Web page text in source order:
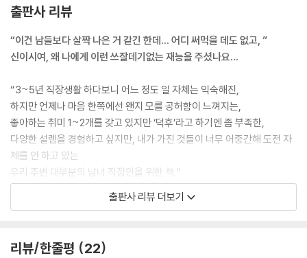
출판사 리뷰
“이건 남들보다 살짝 나은 거 같긴 한데… 어디 써먹을 데도 없고, ”
신이시여, 왜 나에게 이런 쓰잘데기없는 재능을 주셨나요…
“3~5년 직장생활 하다보니 어느 정도 일 자체는 익숙해진,
하지만 언제나 마음 한쪽에선 왠지 모를 공허함이 느껴지는,
좋아하는 취미 1~2개를 갖고 있지만 ‘덕후’라고 하기엔 좀 부족한,
다양한 설렘을 경험하고 싶지만, 내가 가진 것들이 너무 어중간해 도전 자
체를 안 하고 있는
우리 주변 대부분의 남녀 직장인을 위한 책.”
사람인 설문조사 결과 직장인 10명 중 7명은 n잡을 꿈 꾸고 있다고 한다.
출판사 리뷰 더보기
리뷰/한줄평 22